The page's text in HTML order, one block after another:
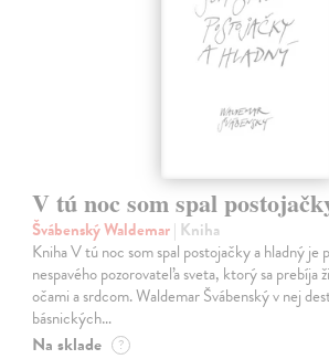
V tú noc som spal
Švábenský Waldemar| Kniha
Kniha V tú noc som spal postojačky a hladný
nespavého pozorovateľa sveta, ktorý sa prebíja
očami a srdcom. Waldemar Švábenský v nej
básnických…
Na sklade ?